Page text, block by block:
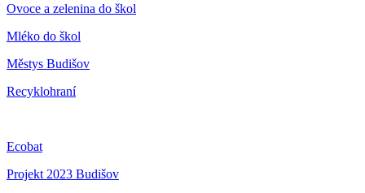
Ovoce a zelenina do škol
Mléko do škol
Městys Budišov
Recyklohraní
Ecobat
Projekt 2023 Budišov